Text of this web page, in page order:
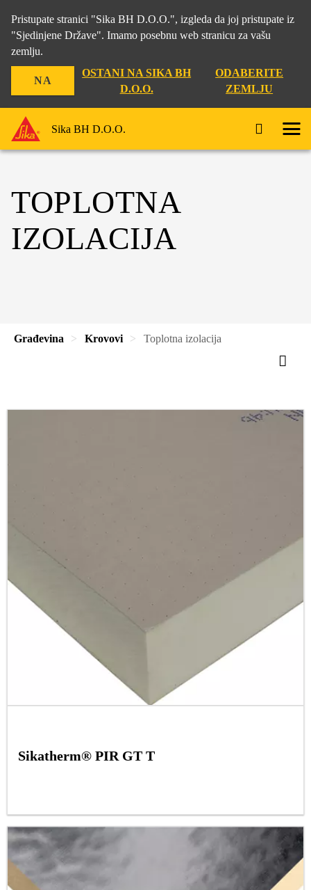
Pristupate stranici "Sika BH D.O.O.", izgleda da joj pristupate iz
"Sjedinjene Države". Imamo posebnu web stranicu za vašu
zemlju.
NA
OSTANI NA SIKA BH
D.O.O.
ODABERITE
ZEMLJU
Sika BH D.O.O.
TOPLOTNA
IZOLACIJA
Građevina Krovovi Toplotna izolacija
Sikatherm® PIR GT T